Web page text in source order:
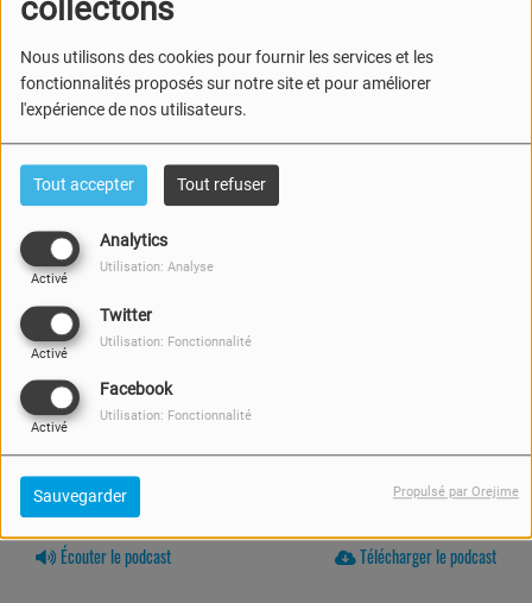
collectons
Nous utilisons des cookies pour fournir les services et les
fonctionnalités proposés sur notre site et pour améliorer
l'expérience de nos utilisateurs.
Tout accepter Tout refuser
Analytics
Activé
Utilisation: Analyse
Twitter
Activé
Utilisation: Fonctionnalité
Facebook
Activé
Utilisation: Fonctionnalité
Sauvegarder Propulsé par Orejime
12 JUIN 2026 -
Écouter le podcast Télécharger le podcast